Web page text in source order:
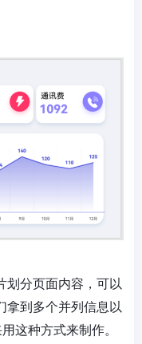
划分页面内容，可以
拿到多个并列信息以
这种方式来制作。